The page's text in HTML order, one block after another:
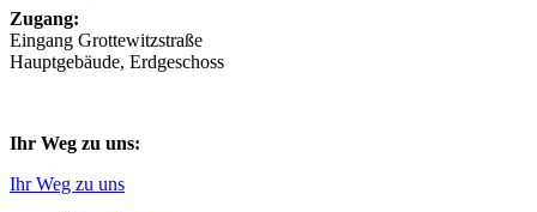
Zugang:
Eingang Grottewitzstraße
Hauptgebäude, Erdgeschoss
Ihr Weg zu uns:
Ihr Weg zu uns